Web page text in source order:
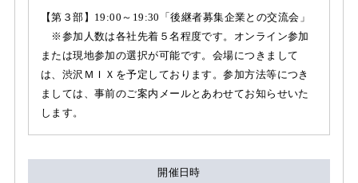
【第３部】19:00～19:30「後継者募集企業との交流会」
※参加人数は各社先着５名程度です。オンライン参加
または現地参加の選択が可能です。会場につきまして
は、渋沢ＭＩＸを予定しております。参加方法等につき
ましては、事前のご案内メールとあわせてお知らせいた
します。
開催日時